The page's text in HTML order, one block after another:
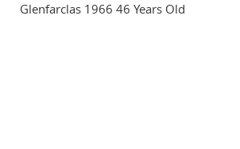
Glenfarclas 1966 46 Years Old